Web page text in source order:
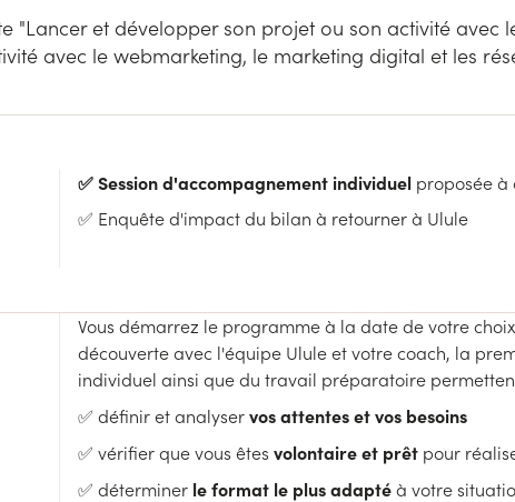
"Lancer et développer son projet ou son activité avec
avec le webmarketing, le marketing digital et les
✅ Session d'accompagnement individuel proposée
✅ Enquête d'impact du bilan à retourner à Ulule
Vous démarrez le programme à la date de votre
découverte avec l'équipe Ulule et votre coach, la
individuel ainsi que du travail préparatoire
✅ définir et analyservos attentes et vos besoins
✅ vérifier que vous êtes volontaire et prêt pour
✅ déterminer le format le plus adaptéà votre